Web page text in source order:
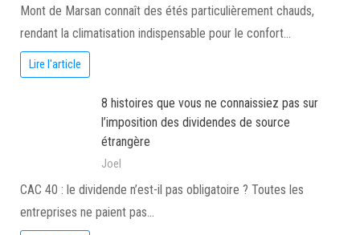
Mont de Marsan connaît des étés particulièrement chauds,
rendant la climatisation indispensable pour le confort…
Lire l'article
8 histoires que vous ne connaissiez pas sur
l’imposition des dividendes de source
étrangère
Joel
CAC 40 : le dividende n’est-il pas obligatoire ? Toutes les
entreprises ne paient pas…